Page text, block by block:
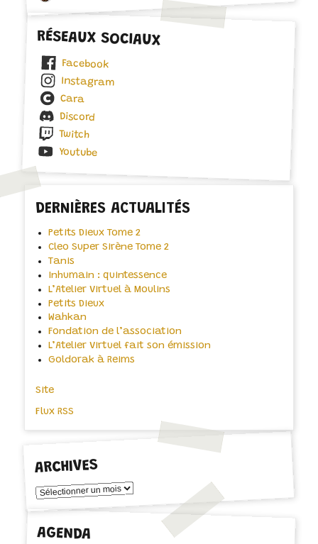
RÉSEAUX SOCIAUX
Facebook
Instagram
Cara
Discord
Twitch
Youtube
DERNIÈRES ACTUALITÉS
Petits Dieux Tome 2
Cleo Super Sirène Tome 2
Tanis
Inhumain : quintessence
L’Atelier Virtuel à Moulins
Petits Dieux
Wahkan
Fondation de l’association
L’Atelier Virtuel fait son émission
Goldorak à Reims
Site
Flux RSS
ARCHIVES
Archives
AGENDA